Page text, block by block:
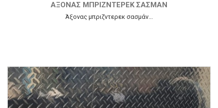
ΆΞΟΝΑΣ ΜΠΡΙΖΝΤΕΡΕΚ ΣΑΣΜΆΝ
Άξονας μπριζντερεκ σασμάν...